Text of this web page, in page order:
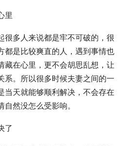
里
多人来说都是牢不可破的，很
都是比较爽直的人，遇到事情也
藏在心里，更不会胡思乱想，让
系。所以很多时候夫妻之间的一
当天就能够顺利解决，不会存在
然没怎么受影响。
了